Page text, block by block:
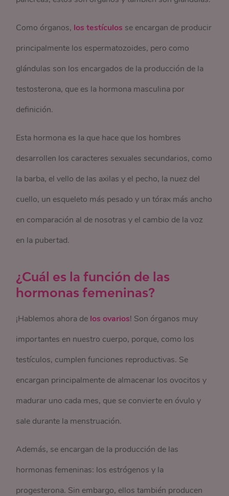
Como órganos, los testículos se encargan de producir
principalmente los espermatozoides, pero como
glándulas son los encargados de la producción de la
testosterona, que es la hormona masculina por
definición.
Esta hormona es la que hace que los hombres
desarrollen los caracteres sexuales secundarios, como
la barba, el vello de las axilas y el pecho, la nuez del
cuello, un esqueleto más pesado y un tórax más ancho
en comparación al de nosotras y el cambio de la voz
en la pubertad.
¿Cuál es la función de las
hormonas femeninas?
¡Hablemos ahora de los ovarios! Son órganos muy
importantes en nuestro cuerpo, porque, como los
testículos, cumplen funciones reproductivas. Se
encargan principalmente de almacenar los ovocitos y
madurar uno cada mes, que se convierte en óvulo y
sale durante la menstruación.
Además, se encargan de la producción de las
hormonas femeninas: los estrógenos y la
progesterona. Sin embargo, ellos también producen